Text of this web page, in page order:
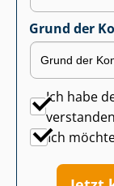
Grund der
Ich habe
Ich